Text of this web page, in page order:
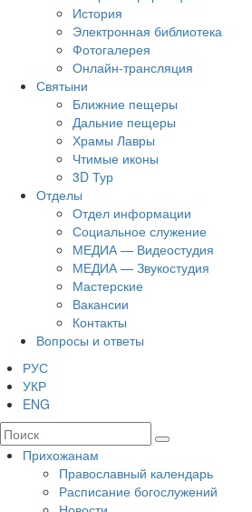
История
Электронная библиотека
Фотогалерея
Онлайн-трансляция
Святыни
Ближние пещеры
Дальние пещеры
Храмы Лавры
Чтимые иконы
3D Тур
Отделы
Отдел информации
Социальное служение
МЕДИА — Видеостудия
МЕДИА — Звукостудия
Мастерские
Вакансии
Контакты
Вопросы и ответы
РУС
УКР
ENG
Прихожанам
Православный календарь
Расписание богослужений